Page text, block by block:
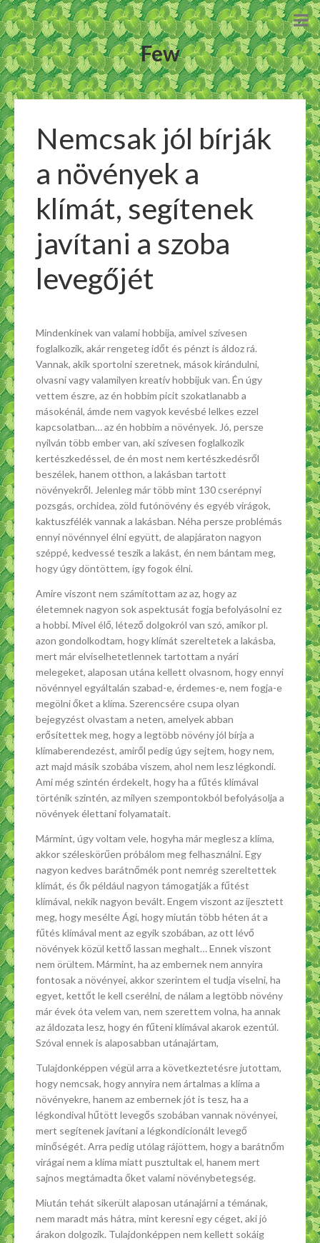
Few
Nemcsak jól bírják
a növények a
klímát, segítenek
javítani a szoba
levegőjét
Mindenkinek van valami hobbija, amivel szívesen
foglalkozik, akár rengeteg időt és pénzt is áldoz rá.
Vannak, akik sportolni szeretnek, mások kirándulni,
olvasni vagy valamilyen kreatív hobbijuk van. Én úgy
vettem észre, az én hobbim picit szokatlanabb a
másokénál, ámde nem vagyok kevésbé lelkes ezzel
kapcsolatban… az én hobbim a növények. Jó, persze
nyilván több ember van, aki szívesen foglalkozik
kertészkedéssel, de én most nem kertészkedésről
beszélek, hanem otthon, a lakásban tartott
növényekről. Jelenleg már több mint 130 cserépnyi
pozsgás, orchidea, zöld futónövény és egyéb virágok,
kaktuszfélék vannak a lakásban. Néha persze problémás
ennyi növénnyel élni együtt, de alapjáraton nagyon
széppé, kedvessé teszik a lakást, én nem bántam meg,
hogy úgy döntöttem, így fogok élni.
Amire viszont nem számítottam az az, hogy az
életemnek nagyon sok aspektusát fogja befolyásolni ez
a hobbi. Mivel élő, létező dolgokról van szó, amikor pl.
azon gondolkodtam, hogy klímát szereltetek a lakásba,
mert már elviselhetetlennek tartottam a nyári
melegeket, alaposan utána kellett olvasnom, hogy ennyi
növénnyel egyáltalán szabad-e, érdemes-e, nem fogja-e
megölni őket a klíma. Szerencsére csupa olyan
bejegyzést olvastam a neten, amelyek abban
erősítettek meg, hogy a legtöbb növény jól bírja a
klímaberendezést, amiről pedig úgy sejtem, hogy nem,
azt majd másik szobába viszem, ahol nem lesz légkondi.
Ami még szintén érdekelt, hogy ha a fűtés klímával
történik szintén, az milyen szempontokból befolyásolja a
növények élettani folyamatait.
Mármint, úgy voltam vele, hogyha már meglesz a klíma,
akkor széleskörűen próbálom meg felhasználni. Egy
nagyon kedves barátnőmék pont nemrég szereltettek
klímát, és ők például nagyon támogatják a fűtést
klímával, nekik nagyon bevált. Engem viszont az ijesztett
meg, hogy mesélte Ági, hogy miután több héten át a
fűtés klímával ment az egyik szobában, az ott lévő
növények közül kettő lassan meghalt… Ennek viszont
nem örültem. Mármint, ha az embernek nem annyira
fontosak a növényei, akkor szerintem el tudja viselni, ha
egyet, kettőt le kell cserélni, de nálam a legtöbb növény
már évek óta velem van, nem szerettem volna, ha annak
az áldozata lesz, hogy én fűteni klímával akarok ezentúl.
Szóval ennek is alaposabban utánajártam,
Tulajdonképpen végül arra a következtetésre jutottam,
hogy nemcsak, hogy annyira nem ártalmas a klíma a
növényekre, hanem az embernek jót is tesz, ha a
légkondival hűtött levegős szobában vannak növényei,
mert segítenek javítani a légkondicionált levegő
minőségét. Arra pedig utólag rájöttem, hogy a barátnőm
virágai nem a klíma miatt pusztultak el, hanem mert
sajnos megtámadta őket valami növénybetegség.
Miután tehát sikerült alaposan utánajárni a témának,
nem maradt más hátra, mint keresni egy céget, aki jó
árakon dolgozik. Tulajdonképpen nem kellett sokáig